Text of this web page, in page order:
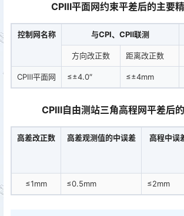
CPⅢ平面网约束平差后的主要
控制网名称 与CPⅠ、CPⅡ联测
方向改正数 距离改正数
CPⅢ平面网 ≤±4.0″ ≤±4mm
CPⅢ自由测站三角高程网平差后
高差改正数 高差观测值的中误差 高程中误
≤1mm ≤0.5mm ≤2mm